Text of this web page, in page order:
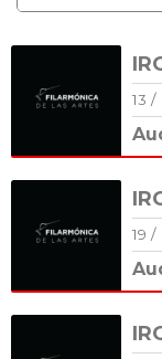
13 /
19 /